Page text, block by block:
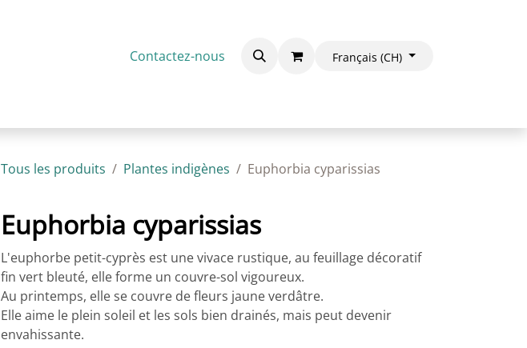
Contactez-nous Français (CH)
Tous les produits Plantes indigènes Euphorbia cyparissias
Euphorbia cyparissias
L'euphorbe petit-cyprès est une vivace rustique, au feuillage décoratif
fin vert bleuté, elle forme un couvre-sol vigoureux.
Au printemps, elle se couvre de fleurs jaune verdâtre.
Elle aime le plein soleil et les sols bien drainés, mais peut devenir
envahissante.